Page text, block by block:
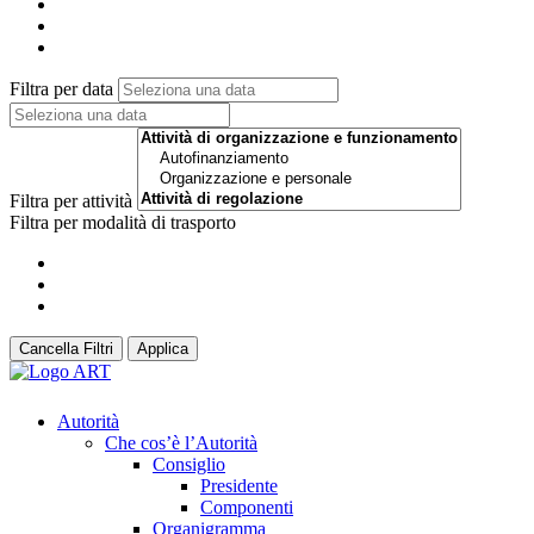
Filtra per data
Filtra per attività
Filtra per modalità di trasporto
Cancella Filtri Applica
Autorità
Che cos’è l’Autorità
Consiglio
Presidente
Componenti
Organigramma